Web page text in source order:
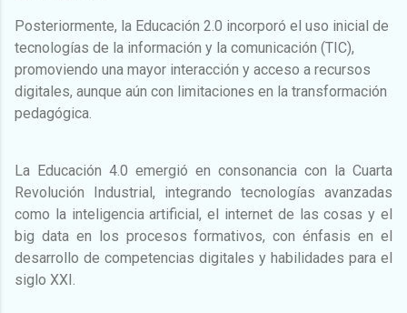
Posteriormente, la Educación 2.0 incorporó el uso inicial de
tecnologías de la información y la comunicación (TIC),
promoviendo una mayor interacción y acceso a recursos
digitales, aunque aún con limitaciones en la transformación
pedagógica.
La Educación 4.0 emergió en consonancia con la Cuarta
Revolución Industrial, integrando tecnologías avanzadas
como la inteligencia artificial, el internet de las cosas y el
big data en los procesos formativos, con énfasis en el
desarrollo de competencias digitales y habilidades para el
siglo XXI.